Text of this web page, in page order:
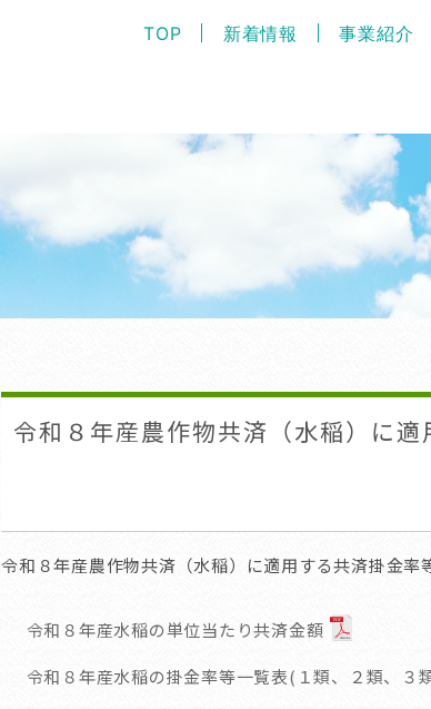
TOP 新着情報 事業紹介
令和８年産農作物共済（水稲）に
令和８年産農作物共済（水稲）に適用する共済掛金率
令和８年産水稲の単位当たり共済金額
令和８年産水稲の掛金率等一覧表(１類、２類、３類